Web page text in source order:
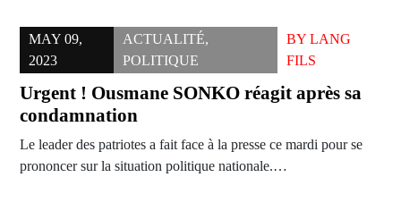
MAY 09,
2023
ACTUALITÉ,
POLITIQUE
BY LANG
FILS
Urgent ! Ousmane SONKO réagit après sa
condamnation
Le leader des patriotes a fait face à la presse ce mardi pour se
prononcer sur la situation politique nationale.…